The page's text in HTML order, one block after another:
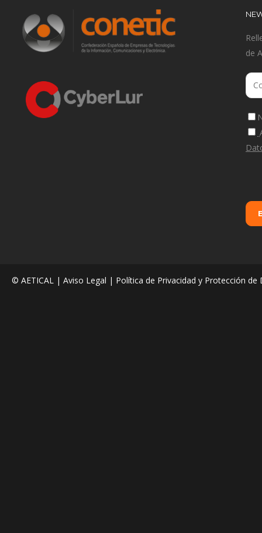
de
© AETICAL | Aviso Legal | Política de Privacidad y Protección de